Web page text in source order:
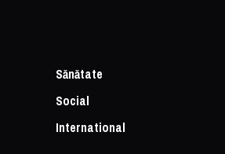
Sănătate
Social
International